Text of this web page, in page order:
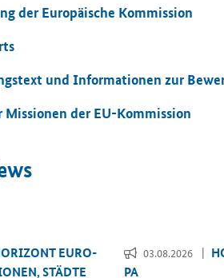
der Eu­ro­päi­sche Kom­mis­si­on
und In­for­ma­tio­nen zur
Mis­sio­nen der EU-​Kommission
EU­RO­
STÄD­TE
03.08.2026
PA